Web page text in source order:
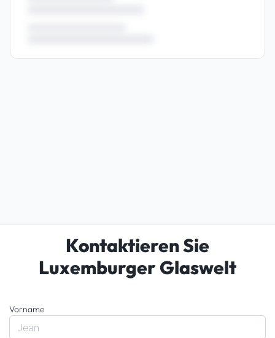
Kontaktieren Sie
Luxemburger Glaswelt
Vorname